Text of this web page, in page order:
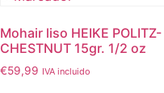
Mohair liso HEIKE POLITZ-
CHESTNUT 15gr. 1/2 oz
€59,99 IVA incluido